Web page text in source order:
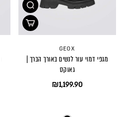
GEOX
מגפי דמוי עור לנשים באורך הברך |
גאוקס
₪1,199.90